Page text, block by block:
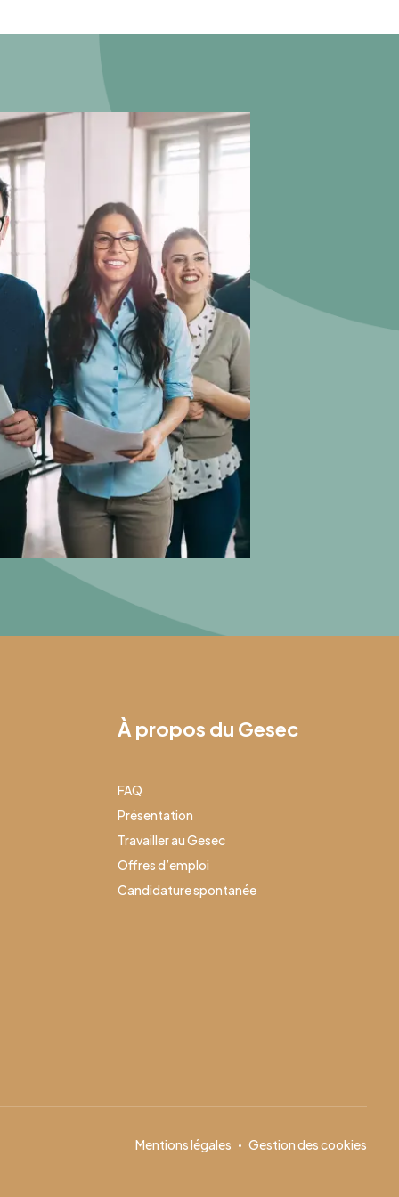
À propos du Gesec
FAQ
Présentation
Travailler au Gesec
Offres d’emploi
Candidature spontanée
Mentions légales Gestion des cookies